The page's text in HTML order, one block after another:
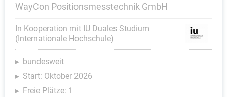
WayCon Positionsmesstechnik GmbH
In Kooperation mit IU Duales Studium
(Internationale Hochschule)
bundesweit
Start: Oktober 2026
Freie Plätze: 1